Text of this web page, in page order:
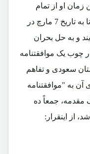
زمان او از تمام
رهبران تنظیمهای افغان دعوت کرد تا به تاریخ 7 مارچ در
و به حل بحران
یک موافقتنامه
سعودی و تفاهم
آن به "موافقتنامه
مقدمه، جمعاً ده
از اینقرار: